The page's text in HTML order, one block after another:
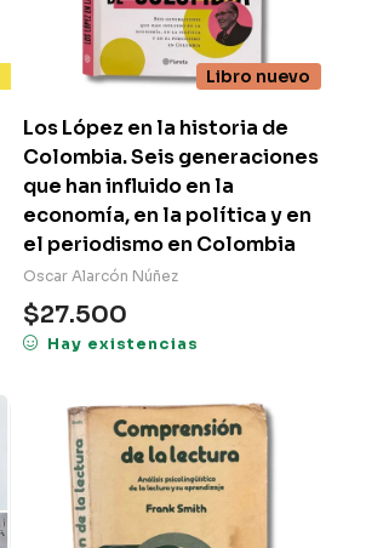
Libro nuevo
Los López en la historia de
Colombia. Seis generaciones
que han influido en la
economía, en la política y en
el periodismo en Colombia
Oscar Alarcón Núñez
$27.500
Hay existencias